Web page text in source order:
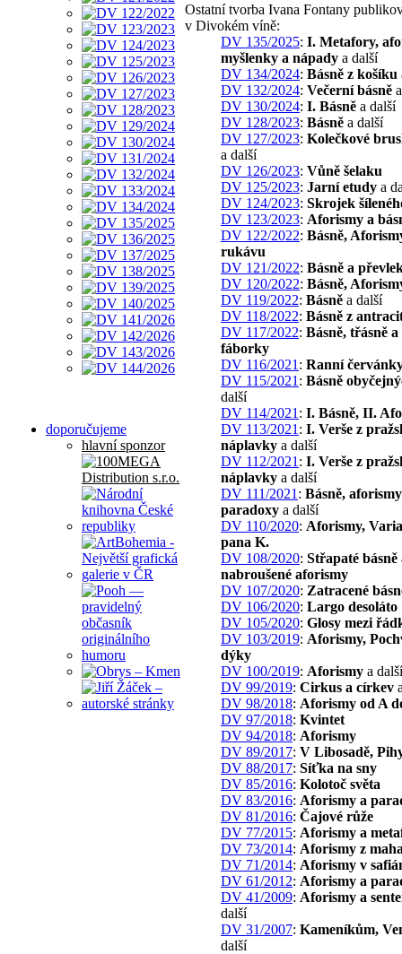
doporučujeme
hlavní sponzor
Ostatní tvorba Ivana Fontany
v Divokém víně:
DV 135/2025: I. Metafory,
myšlenky a nápady a další
DV 134/2024: Básně z košíku
DV 132/2024: Večerní básně
DV 130/2024: I. Básně a další
DV 128/2023: Básně a další
DV 127/2023: Kolečkové
a další
DV 126/2023: Vůně šelaku
DV 125/2023: Jarní etudy a
DV 124/2023: Skrojek
DV 123/2023: Aforismy a
DV 122/2022: Básně,
rukávu
DV 121/2022: Básně a
DV 120/2022: Básně,
DV 119/2022: Básně a další
DV 118/2022: Básně z
DV 117/2022: Básně, třásně
fáborky
DV 116/2021 : Ranní
DV 115/2021 : Básně
další
DV 114/2021 : I. Básně, II.
DV 113/2021 : I. Verše z
náplavky a další
DV 112/2021 : I. Verše z
náplavky a další
DV 111/2021 : Básně,
paradoxy a další
DV 110/2020: Aforismy,
pana K.
DV 108/2020: Střapaté básně
nabroušené aforismy
DV 107/2020: Zatracené
DV 106/2020: Largo desoláto
DV 105/2020: Glosy mezi
DV 103/2019: Aforismy,
dýky
DV 100/2019: Aforismy a další
DV 99/2019: Cirkus a církev
DV 98/2018: Aforismy od A
DV 97/2018: Kvintet
DV 94/2018: Aforismy
DV 89/2017: V Libosadě,
DV 88/2017: Síťka na sny
DV 85/2016: Kolotoč světa
DV 83/2016: Aforismy a
DV 81/2016: Čajové růže
DV 77/2015: Aforismy a
DV 73/2014: Aforismy z
DV 71/2014: Aforismy v
DV 61/2012: Aforismy a
DV 41/2009: Aforismy a
další
DV 31/2007: Kameníkům,
další